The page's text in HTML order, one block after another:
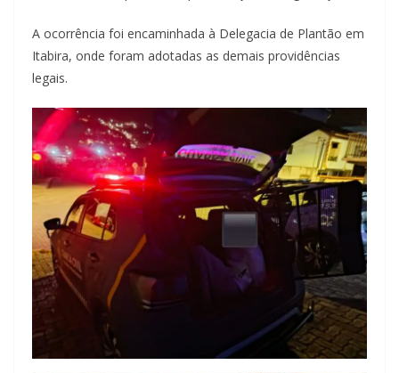
A ocorrência foi encaminhada à Delegacia de Plantão em
Itabira, onde foram adotadas as demais providências
legais.